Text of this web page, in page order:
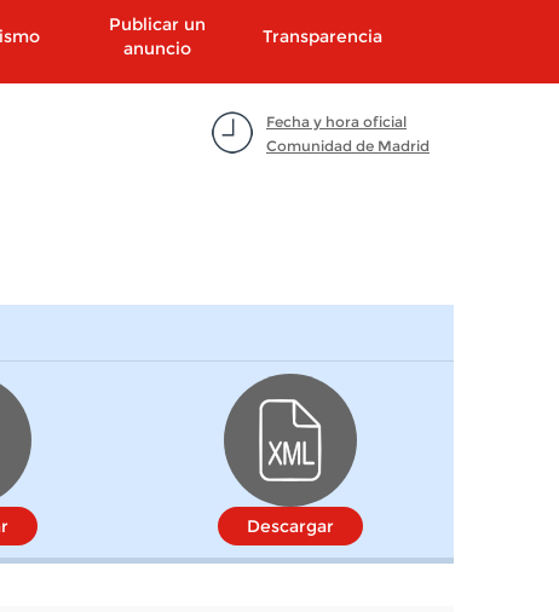
Publicar un
anuncio
Transparencia
Fecha y hora oficial
Comunidad de Madrid
Descargar